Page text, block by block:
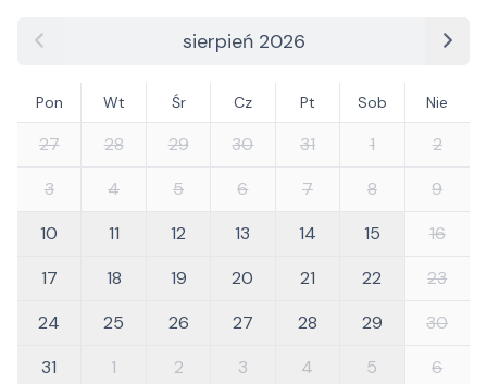
sierpień 2026
Pon Wt Śr Cz Pt Sob Nie
27 28 29 30 31 1
2
3
4 5 6 7 8
9
10
11 12 13 14 15
16
17
18 19 20 21 22
23
24
25 26 27 28 29
30
31
1 2 3 4 5 6